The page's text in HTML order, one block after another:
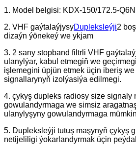
1. Model belgisi: KDX-150/172.5-Q6N
2. VHF gaýtalaýjysyDupleksleýji2
dizaýn ýönekeý we ykjam
3. 2 sany stopband filtrli VHF
ulanylýar, kabul etmegiň we
işlemegini üpjün etmek üçin iberiş
signallarynyň izolýasiýa edilmegi.
4. çykyş dupleks radiosy size signaly
gowulandyrmaga we simsiz
ulanylyşyny gowulandyrmaga
5. Dupleksleýji tutuş maşynyň çykyş
netijeliligi ýokarlandyrmak üçin